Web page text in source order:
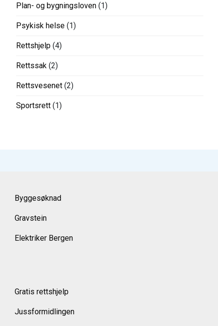
Plan- og bygningsloven (1)
Psykisk helse (1)
Rettshjelp (4)
Rettssak (2)
Rettsvesenet (2)
Sportsrett (1)
Byggesøknad
Gravstein
Elektriker Bergen
Gratis rettshjelp
Jussformidlingen